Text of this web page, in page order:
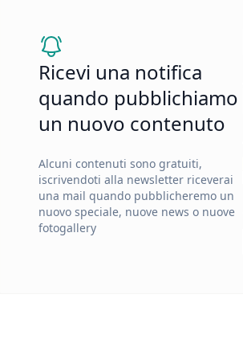
Ricevi una notifica
quando pubblichiamo
un nuovo contenuto
Alcuni contenuti sono gratuiti,
iscrivendoti alla newsletter riceverai
una mail quando pubblicheremo un
nuovo speciale, nuove news o nuove
fotogallery